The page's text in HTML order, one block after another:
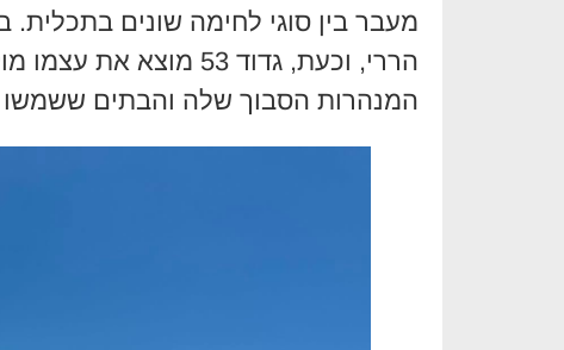
מעבר בין סוגי לחימה שונים בתכלית.
הררי, וכעת, גדוד 53
המנהרות הסבוך שלה והבתים ששמשו